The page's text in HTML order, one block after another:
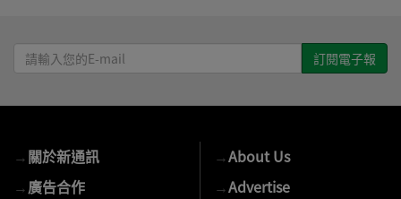
請
輸
E-
mail
→關於新通訊
→廣告合作
→About Us
→Advertise